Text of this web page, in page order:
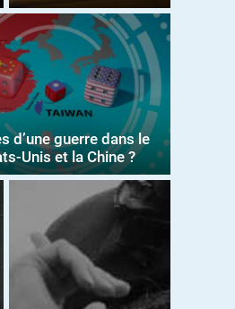
d’une guerre dans le
Unis et la Chine ?